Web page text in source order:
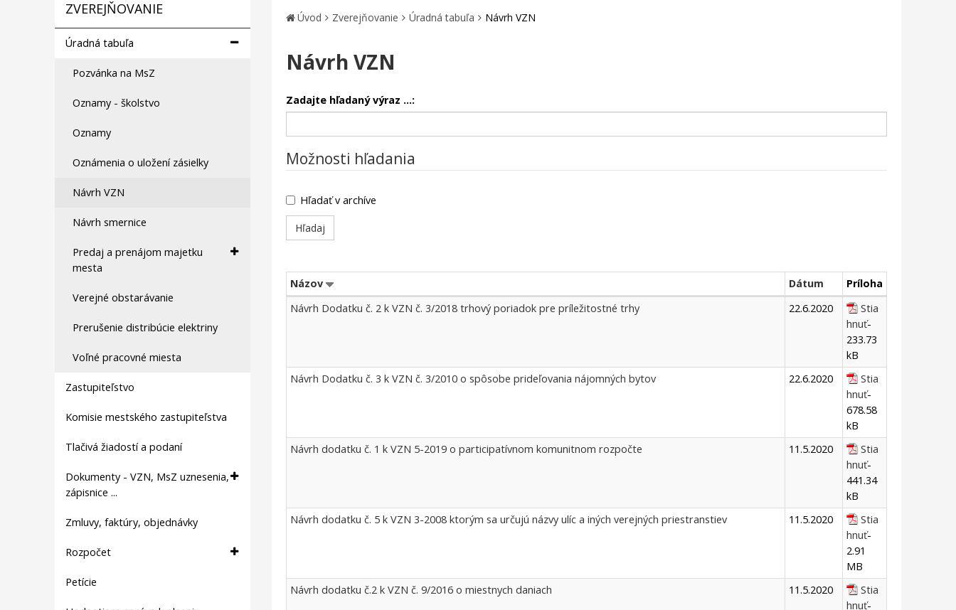
ZVEREJŇOVANIE
Úradná tabuľa
Pozvánka na MsZ
Oznamy - školstvo
Oznamy
Oznámenia o uložení zásielky
Návrh VZN
Návrh smernice
Predaj a prenájom majetku
mesta
Verejné obstarávanie
Prerušenie distribúcie elektriny
Voľné pracovné miesta
Zastupiteľstvo
Komisie mestského zastupiteľstva
Tlačivá žiadostí a podaní
Dokumenty - VZN, MsZ uznesenia,
zápisnice ...
Zmluvy, faktúry, objednávky
Rozpočet
Petície
Úvod Zverejňovanie Úradná tabuľa Návrh VZN
Návrh VZN
Zadajte hľadaný výraz ...:
Možnosti hľadania
Hľadať v archíve
Návrh
Názov Dátum
Príloha
Návrh Dodatku č. 2 k VZN č. 3/2018 trhový poriadok pre príležitostné trhy
22.6.2020
Stia
hnuť-
233.73
kB
Návrh Dodatku č. 3 k VZN č. 3/2010 o spôsobe prideľovania nájomných bytov
22.6.2020
Stia
hnuť-
678.58
kB
Návrh dodatku č. 1 k VZN 5-2019 o participatívnom komunitnom rozpočte
11.5.2020
Stia
hnuť-
441.34
kB
Návrh dodatku č. 5 k VZN 3-2008 ktorým sa určujú názvy ulíc a iných verejných priestranstiev
11.5.2020
Stia
hnuť-
2.91
MB
Návrh dodatku č.2 k VZN č. 9/2016 o miestnych daniach
11.5.2020
Stia
hnuť-